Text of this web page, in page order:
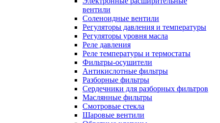
вентили
Соленоидные вентили
Регуляторы давления и температуры
Регуляторы уровня масла
Реле давления
Реле температуры и термостаты
Фильтры-осушители
Антикислотные фильтры
Разборные фильтры
Сердечники для разборных фильтров
Маслянные фильтры
Смотровые стекла
Шаровые вентили